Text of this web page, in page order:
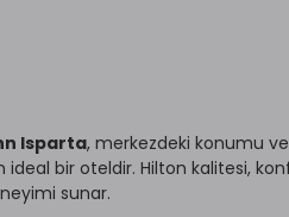
Isparta, merkezdeki konumu
ideal bir oteldir. Hilton kalitesi,
sunar.